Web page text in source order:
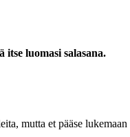
luomasi salasana.
mutta et pääse